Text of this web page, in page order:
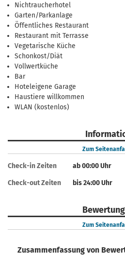
Nichtraucherhotel
Garten/Parkanlage
Öffentliches Restaurant
Restaurant mit Terrasse
Vegetarische Küche
Schonkost/Diät
Vollwertküche
Bar
Hoteleigene Garage
Haustiere willkommen
WLAN (kostenlos)
Zum
Check-in Zeiten ab 00:00 Uhr
Check-out Zeiten bis 24:00 Uhr
Zum
Zusammenfassung von